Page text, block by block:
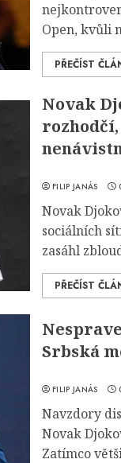
Open, kvůli
PŘEČÍST
Novak
FILIP JANÁS
Novak
sociálních
zasáhl
PŘEČÍST
Srbská
FILIP JANÁS
Navzdory
Novak
Zatímco